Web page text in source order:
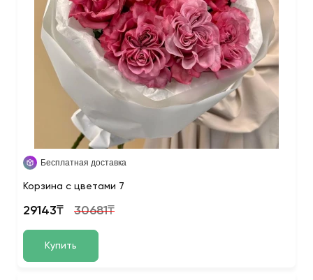
Бесплатная доставка
Корзина с цветами 7
29143₸ 30681₸
Купить